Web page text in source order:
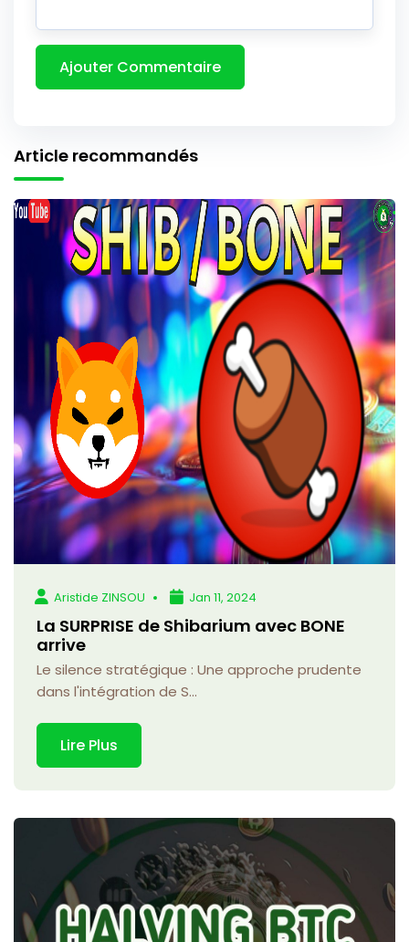
Article recommandés
Aristide ZINSOU Jan 11, 2024
La SURPRISE de Shibarium avec BONE
arrive
Le silence stratégique : Une approche prudente
dans l'intégration de S...
Lire Plus